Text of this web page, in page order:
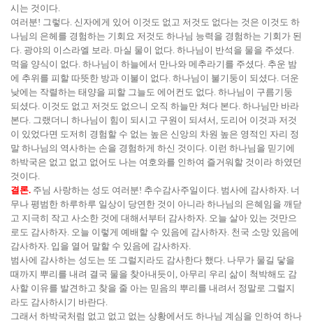
시는 것이다.
여러분! 그렇다. 신자에게 있어 이것도 없고 저것도 없다는 것은 이것도 하
나님의 은헤를 경험하는 기회요 저것도 하나님 능력을 경험하는 기회가 된
다. 광야의 이스라엘 보라. 마실 물이 없다. 하나님이 반석을 물을 주셨다.
먹을 양식이 없다. 하나님이 하늘에서 만나와 메추라기를 주셨다. 추운 밤
에 추위를 피할 따뜻한 방과 이불이 없다. 하나님이 불기둥이 되셨다. 더운
낮에는 작렬하는 태양을 피할 그늘도 에어컨도 없다. 하나님이 구름기둥
되셨다. 이것도 없고 저것도 없으니 오직 하늘만 쳐다 본다. 하나님만 바라
본다. 그랬더니 하나님이 힘이 되시고 구원이 되셔서, 도리어 이것과 저것
이 있었다면 도저히 경험할 수 없는 높은 신앙의 차원 높은 영적인 자리 정
말 하나님의 역사하는 손을 경험하게 하신 것이다. 이런 하나님을 믿기에
하박국은 없고 없고 없어도 나는 여호와를 인하여 즐거워할 것이라 하였던
것이다.
결론. 주님 사랑하는 성도 여러분! 추수감사주일이다. 범사에 감사하자. 너
무나 평범한 하루하루 일상이 당연한 것이 아니라 하나님의 은혜임을 깨닫
고 지극히 작고 사소한 것에 대해서부터 감사하자. 오늘 살아 있는 것만으
로도 감사하자. 오늘 이렇게 예배할 수 있음에 감사하자. 천국 소망 있음에
감사하자. 입을 열어 말할 수 있음에 감사하자.
범사에 감사하는 성도는 또 그럴지라도 감사한다 했다. 나무가 물길 닿을
때까지 뿌리를 내려 결국 물을 찾아내듯이, 아무리 우리 삶이 척박해도 감
사할 이유를 발견하고 찾을 줄 아는 믿음의 뿌리를 내려서 정말로 그럴지
라도 감사하시기 바란다.
그래서 하박국처럼 없고 없고 없는 상황에서도 하나님 계심을 인하여 하나